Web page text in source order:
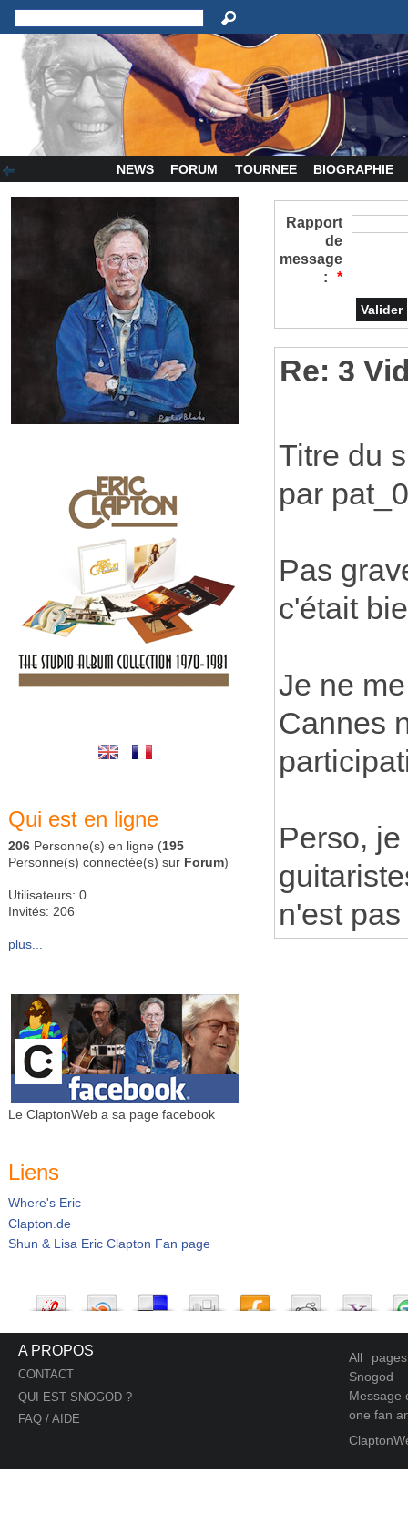
NEWS FORUM TOURNEE BIOGRAPHIE
Qui est en ligne
206 Personne(s) en ligne (195
Personne(s) connectée(s) sur Forum)
Utilisateurs: 0
Invités: 206
plus...
Le ClaptonWeb a sa page facebook
Liens
Where's Eric
Clapton.de
Shun & Lisa Eric Clapton Fan page
Rapport
de
message
:
*
Re: 3
Titre du
par
Pas
c'était
Je ne
Cannes
Perso,
n'est
A PROPOS
CONTACT
QUI EST SNOGOD ?
FAQ / AIDE
All
Snogod
Message
one fan